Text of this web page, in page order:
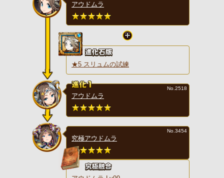
アウドムラ
★5 スリュムの試練
アウドムラ
No.2518
究極アウドムラ
No.3454